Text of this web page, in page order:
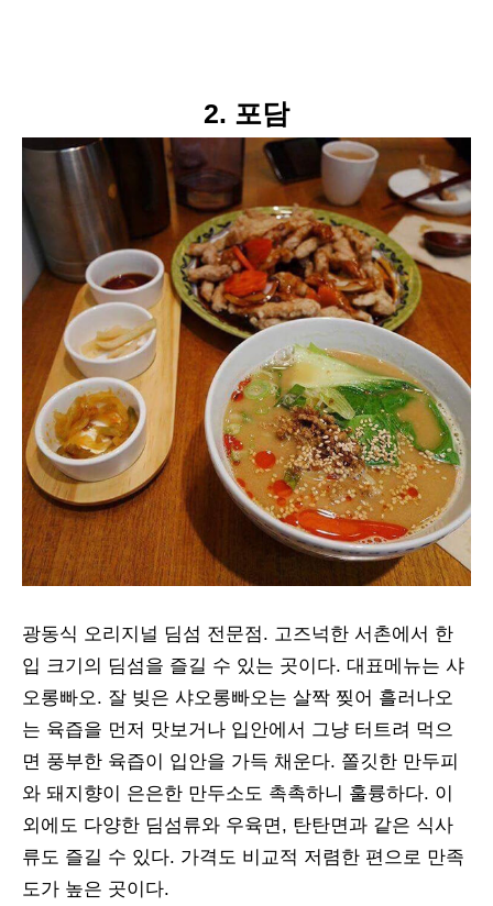
2. 포담
광동식 오리지널 딤섬 전문점. 고즈넉한 서촌에서 한
입 크기의 딤섬을 즐길 수 있는 곳이다. 대표메뉴는 샤
오롱빠오. 잘 빚은 샤오롱빠오는 살짝 찢어 흘러나오
는 육즙을 먼저 맛보거나 입안에서 그냥 터트려 먹으
면 풍부한 육즙이 입안을 가득 채운다. 쫄깃한 만두피
와 돼지향이 은은한 만두소도 촉촉하니 훌륭하다. 이
외에도 다양한 딤섬류와 우육면, 탄탄면과 같은 식사
류도 즐길 수 있다. 가격도 비교적 저렴한 편으로 만족
도가 높은 곳이다.